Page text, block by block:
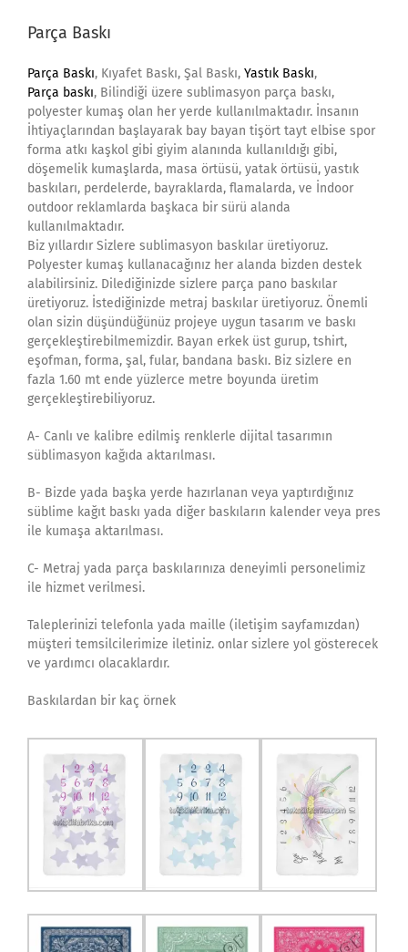
Parça Baskı
Parça Baskı, Kıyafet Baskı, Şal Baskı, Yastık Baskı,
Parça baskı, Bilindiği üzere sublimasyon parça baskı,
polyester kumaş olan her yerde kullanılmaktadır. İnsanın
İhtiyaçlarından başlayarak bay bayan tişört tayt elbise spor
forma atkı kaşkol gibi giyim alanında kullanıldığı gibi,
döşemelik kumaşlarda, masa örtüsü, yatak örtüsü, yastık
baskıları, perdelerde, bayraklarda, flamalarda, ve İndoor
outdoor reklamlarda başkaca bir sürü alanda
kullanılmaktadır.
Biz yıllardır Sizlere sublimasyon baskılar üretiyoruz.
Polyester kumaş kullanacağınız her alanda bizden destek
alabilirsiniz. Dilediğinizde sizlere parça pano baskılar
üretiyoruz. İstediğinizde metraj baskılar üretiyoruz. Önemli
olan sizin düşündüğünüz projeye uygun tasarım ve baskı
gerçekleştirebilmemizdir. Bayan erkek üst gurup, tshirt,
eşofman, forma, şal, fular, bandana baskı. Biz sizlere en
fazla 1.60 mt ende yüzlerce metre boyunda üretim
gerçekleştirebiliyoruz.
A- Canlı ve kalibre edilmiş renklerle dijital tasarımın
süblimasyon kağıda aktarılması.
B- Bizde yada başka yerde hazırlanan veya yaptırdığınız
süblime kağıt baskı yada diğer baskıların kalender veya pres
ile kumaşa aktarılması.
C- Metraj yada parça baskılarınıza deneyimli personelimiz
ile hizmet verilmesi.
Taleplerinizi telefonla yada maille (iletişim sayfamızdan)
müşteri temsilcilerimize iletiniz. onlar sizlere yol gösterecek
ve yardımcı olacaklardır.
Baskılardan bir kaç örnek